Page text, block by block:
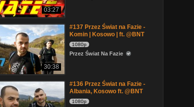
03:27
30:38
#137 Przez Świat na Fazie -
Komin | Kosowo | ft. @BNT
1080p
Przez Świat Na Fazie
#136 Przez Świat na Fazie -
Albania, Kosowo ft. @BNT
1080p